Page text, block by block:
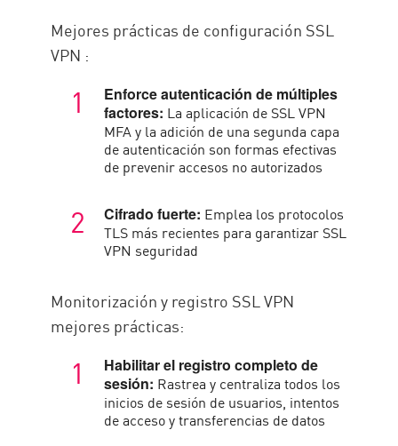
Mejores prácticas de configuración SSL
VPN :
Enforce autenticación de múltiples
factores: La aplicación de SSL VPN
MFA y la adición de una segunda capa
de autenticación son formas efectivas
de prevenir accesos no autorizados
Cifrado fuerte: Emplea los protocolos
TLS más recientes para garantizar SSL
VPN seguridad
Monitorización y registro SSL VPN
mejores prácticas:
Habilitar el registro completo de
sesión: Rastrea y centraliza todos los
inicios de sesión de usuarios, intentos
de acceso y transferencias de datos